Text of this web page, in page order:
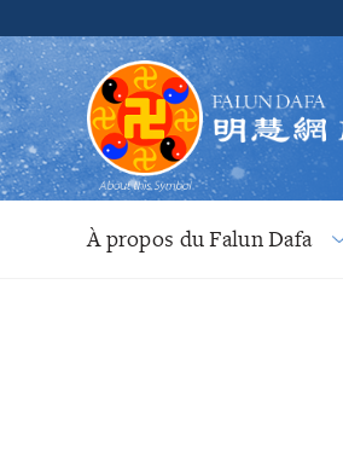
À propos du Falun Dafa